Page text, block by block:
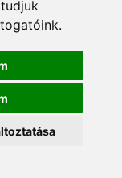
HÉA-szá